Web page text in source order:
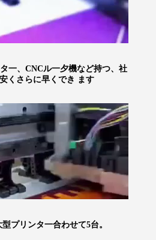
一、CNCル一夕機など持つ、社
くさらに早くでき ます
プリンタ一合わせて5台。